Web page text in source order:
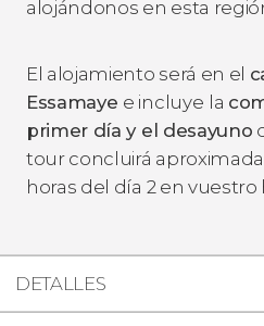
alojándonos en esta
El alojamiento será en el
Essamaye e incluye la
primer día y el desayuno
tour concluirá
horas del día 2 en vuestro
DETALLES